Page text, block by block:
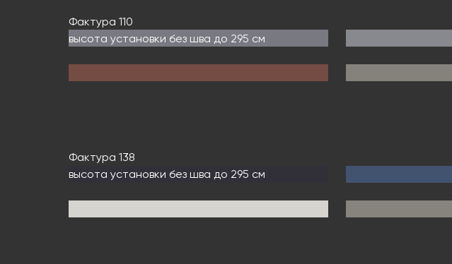
Фактура 110
высота установки без шва до 295 см
Фактура 138
высота установки без шва до 295 см